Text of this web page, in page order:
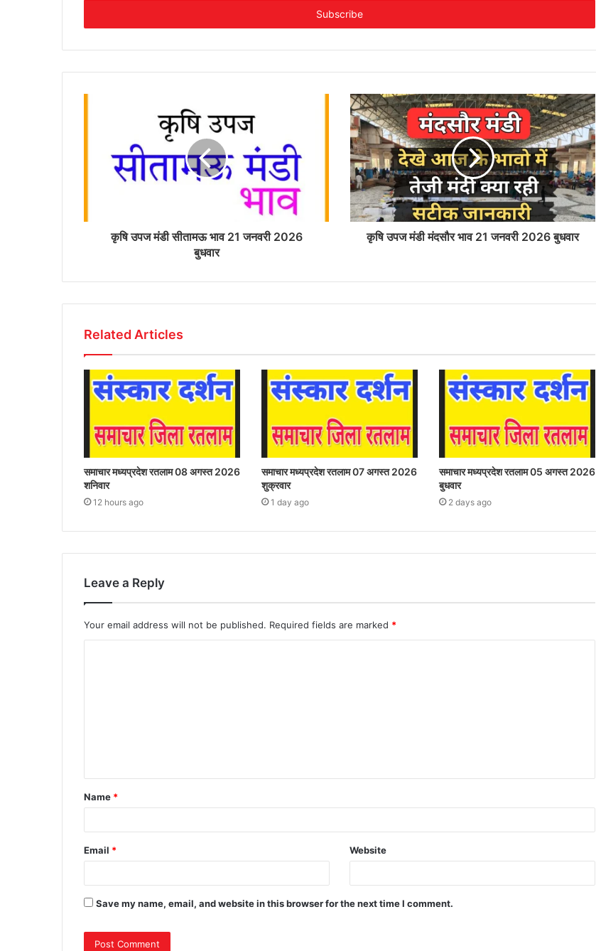
कृषि उपज मंडी सीतामऊ भाव 21 जनवरी 2026
बुधवार
कृषि उपज मंडी मंदसौर भाव 21 जनवरी 2026 बुधवार
Related Articles
समाचार मध्यप्रदेश रतलाम 08 अगस्त 2026
शनिवार
12 hours ago
समाचार मध्यप्रदेश रतलाम 07 अगस्त 2026
शुक्रवार
1 day ago
समाचार मध्यप्रदेश रतलाम 05 अगस्त 2026
बुधवार
2 days ago
Leave a Reply
Your email address will not be published. Required fields are marked *
Name *
Email * Website
Save my name, email, and website in this browser for the next time I comment.